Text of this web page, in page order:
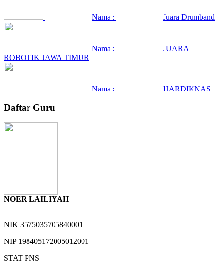
Nama : Juara Drumband
Nama :
JUARA
ROBOTIK JAWA TIMUR
Nama : HARDIKNAS
Daftar Guru
NOER LAILIYAH
NIK 3575035705840001
NIP 198405172005012001
STAT PNS